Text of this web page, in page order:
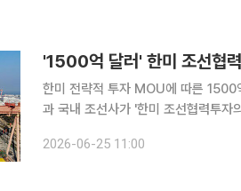
'1500억 달러' 한미 조선협
한미 전략적 투자 MOU에 따른 1500
과 국내 조선사가 '한미 조선협력투자
한국산업은행, 한국무역보험공사, 한
2026-06-25 11:00